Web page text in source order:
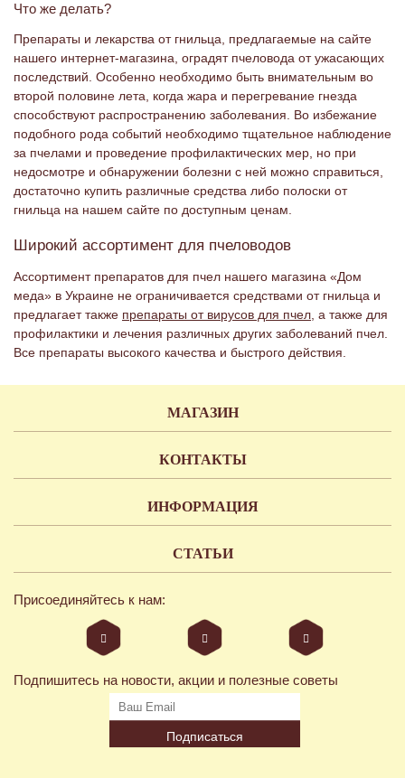
Что же делать?
Препараты и лекарства от гнильца, предлагаемые на сайте
нашего интернет-магазина, оградят пчеловода от ужасающих
последствий. Особенно необходимо быть внимательным во
второй половине лета, когда жара и перегревание гнезда
способствуют распространению заболевания. Во избежание
подобного рода событий необходимо тщательное наблюдение
за пчелами и проведение профилактических мер, но при
недосмотре и обнаружении болезни с ней можно справиться,
достаточно купить различные средства либо полоски от
гнильца на нашем сайте по доступным ценам.
Широкий ассортимент для пчеловодов
Ассортимент препаратов для пчел нашего магазина «Дом
меда» в Украине не ограничивается средствами от гнильца и
предлагает также препараты от вирусов для пчел, а также для
профилактики и лечения различных других заболеваний пчел.
Все препараты высокого качества и быстрого действия.
МАГАЗИН
КОНТАКТЫ
ИНФОРМАЦИЯ
СТАТЬИ
Присоединяйтесь к нам:
Подпишитесь на новости, акции и полезные советы
Подписаться